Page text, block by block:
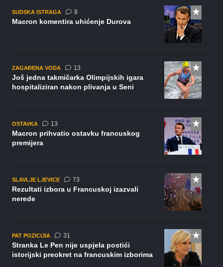
SUDSKA ISTRAGA 8komentara
Macron komentira uhićenje Durova
ZAGAĐENA VODA 13komentara
Još jedna takmičarka Olimpijskih igara
hospitaliziran nakon plivanja u Seni
OSTAVKA 13komentara
Macron prihvatio ostavku francuskog
premijera
SLAVLJE LJEVICE 73komentara
Rezultati izbora u Francuskoj izazvali
nerede
PAT POZICIJIA 31
Stranka Le Pen nije uspjela postići
istorijski preokret na francuskim izborima